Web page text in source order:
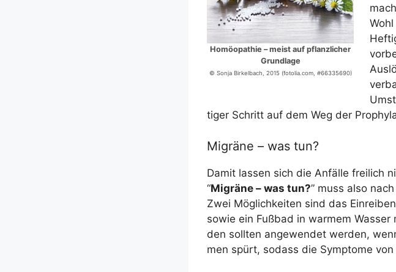
Homöo­pa­thie – meist auf pflanz­li­cher
Grundlage
© Son­ja Bir­kel­bach, 2015 (fotolia.com, #66335690)
ti­ger Schritt auf dem Weg der
Migräne – was tun?
Damit las­sen sich die Anfäl­le frei­lich
“Migrä­ne – was tun?” muss also
Zwei Mög­lich­kei­ten sind das
sowie ein Fuß­bad in war­mem
den soll­ten ange­wen­det wer­den,
men spürt, sodass die Sym­pto­me